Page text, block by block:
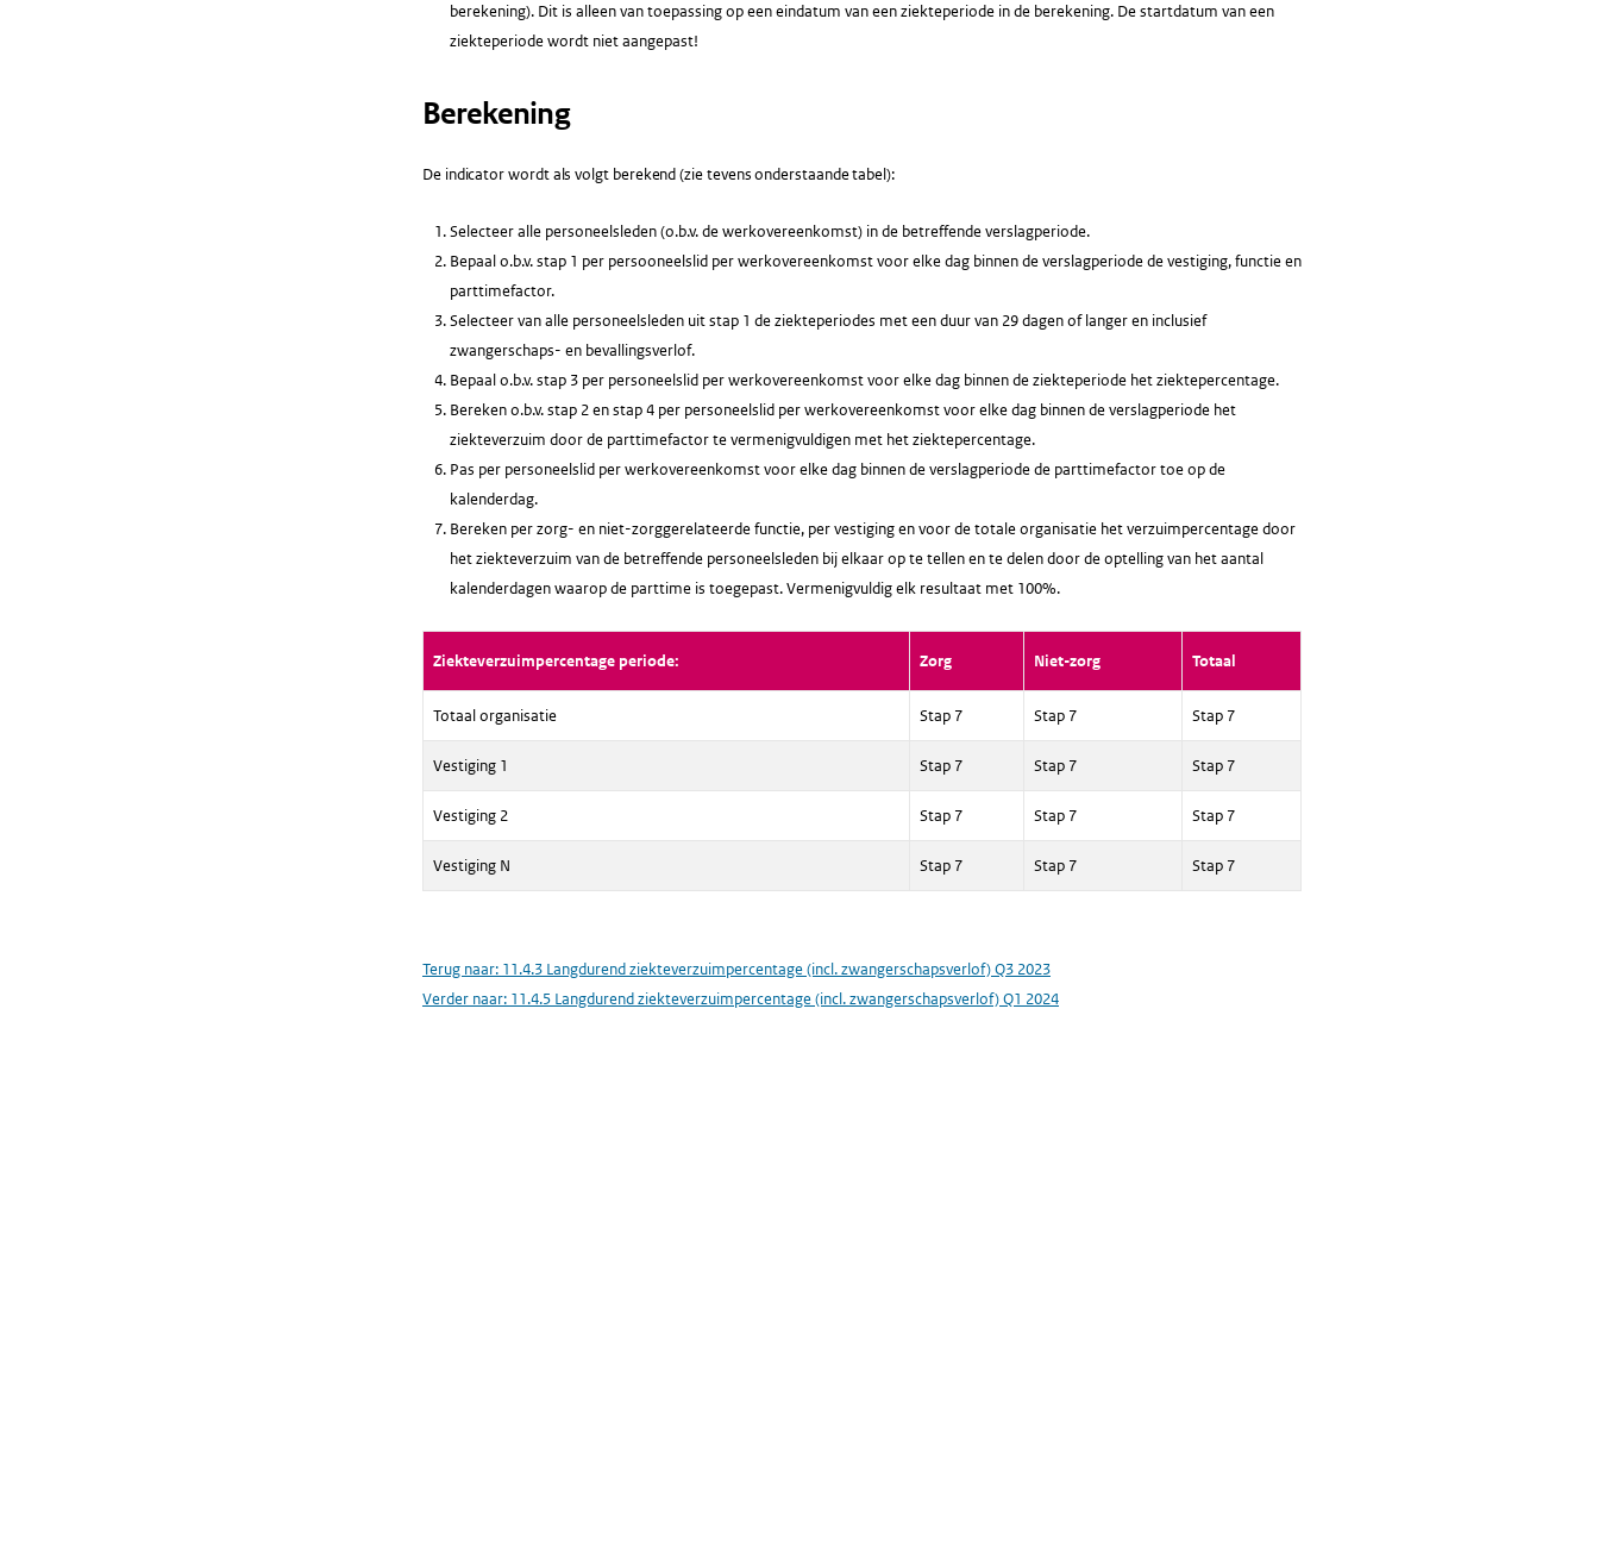
berekening). Dit is alleen van toepassing op een eindatum van een ziekteperiode in de berekening. De startdatum van een
ziekteperiode wordt niet aangepast!
Berekening
De indicator wordt als volgt berekend (zie tevens onderstaande tabel):
Selecteer alle personeelsleden (o.b.v. de werkovereenkomst) in de betreffende verslagperiode.
Bepaal o.b.v. stap 1 per persooneelslid per werkovereenkomst voor elke dag binnen de verslagperiode de vestiging, functie en
parttimefactor.
Selecteer van alle personeelsleden uit stap 1 de ziekteperiodes met een duur van 29 dagen of langer en inclusief
zwangerschaps- en bevallingsverlof.
Bepaal o.b.v. stap 3 per personeelslid per werkovereenkomst voor elke dag binnen de ziekteperiode het ziektepercentage.
Bereken o.b.v. stap 2 en stap 4 per personeelslid per werkovereenkomst voor elke dag binnen de verslagperiode het
ziekteverzuim door de parttimefactor te vermenigvuldigen met het ziektepercentage.
Pas per personeelslid per werkovereenkomst voor elke dag binnen de verslagperiode de parttimefactor toe op de
kalenderdag.
Bereken per zorg- en niet-zorggerelateerde functie, per vestiging en voor de totale organisatie het verzuimpercentage door
het ziekteverzuim van de betreffende personeelsleden bij elkaar op te tellen en te delen door de optelling van het aantal
kalenderdagen waarop de parttime is toegepast. Vermenigvuldig elk resultaat met 100%.
Ziekteverzuimpercentage periode: Zorg Niet-zorg Totaal
Totaal organisatie Stap 7 Stap 7 Stap 7
Vestiging 1 Stap 7 Stap 7 Stap 7
Vestiging 2 Stap 7 Stap 7 Stap 7
Vestiging N Stap 7 Stap 7 Stap 7
Terug naar: 11.4.3 Langdurend ziekteverzuimpercentage (incl. zwangerschapsverlof) Q3 2023
Verder naar: 11.4.5 Langdurend ziekteverzuimpercentage (incl. zwangerschapsverlof) Q1 2024